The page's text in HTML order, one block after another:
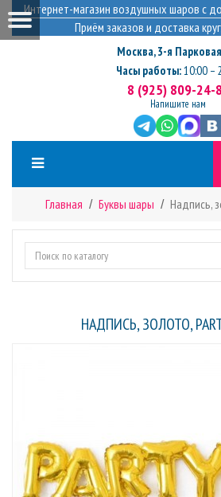
Интернет-магазин воздушных шаров с
Приём заказов и доставка
Москва,3-я
Часы работы:10:00 –
8 (925) 809-24-
Напишите нам
Главная Буквы шары Надпись,
НАДПИСЬ, ЗОЛОТО,